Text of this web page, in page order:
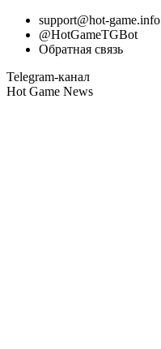
support@hot-game.info
@HotGameTGBot
Обратная связь
Telegram-канал
Hot Game News